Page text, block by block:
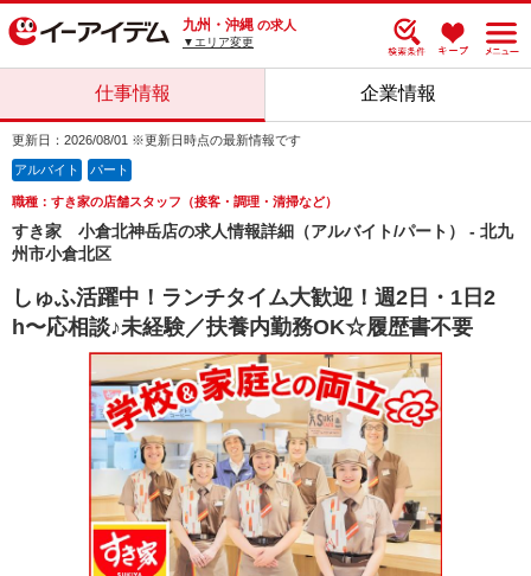
九州・沖縄 の求人
▼エリア変更
仕事情報 企業情報
更新日：2026/08/01 ※更新日時点の最新情報です
アルバイト パート
職種：すき家の店舗スタッフ（接客・調理・清掃など）
すき家 小倉北神岳店の求人情報詳細（アルバイト/パート） - 北九
州市小倉北区
しゅふ活躍中！ランチタイム大歓迎！週2日・1日2
h〜応相談♪未経験／扶養内勤務OK☆履歴書不要